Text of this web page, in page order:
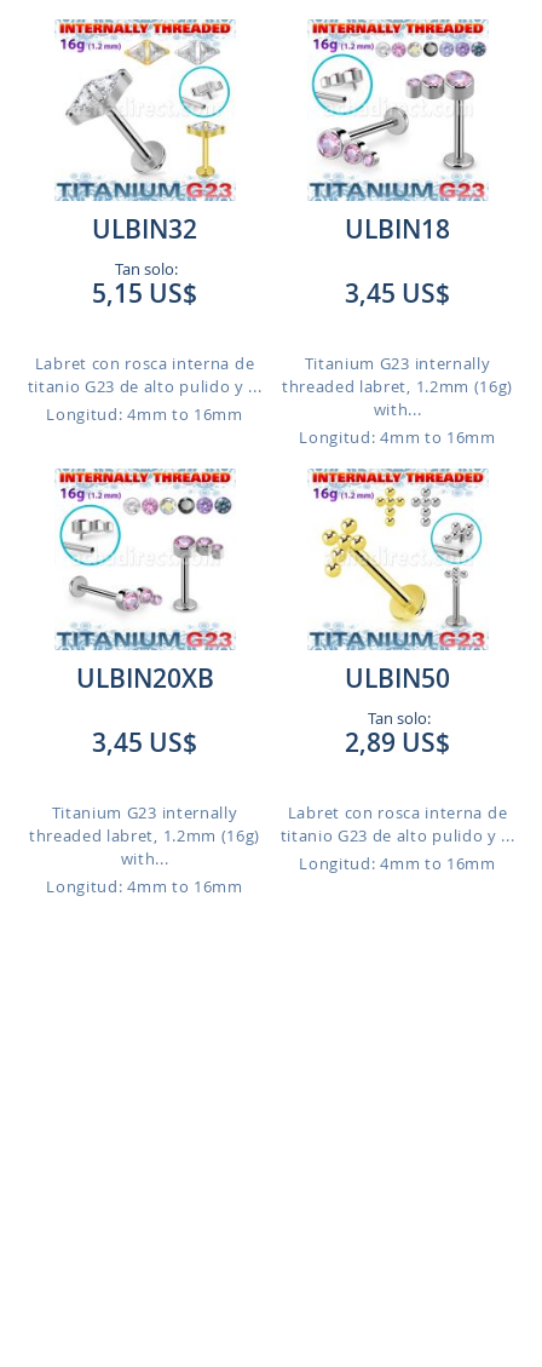
ULBIN32
Tan solo:
5,15 US$
Labret con rosca interna de
titanio G23 de alto pulido y ...
Longitud: 4mm to 16mm
ULBIN18
3,45 US$
Titanium G23 internally
threaded labret, 1.2mm (16g)
with...
Longitud: 4mm to 16mm
ULBIN20XB
3,45 US$
Titanium G23 internally
threaded labret, 1.2mm (16g)
with...
Longitud: 4mm to 16mm
ULBIN50
Tan solo:
2,89 US$
Labret con rosca interna de
titanio G23 de alto pulido y ...
Longitud: 4mm to 16mm